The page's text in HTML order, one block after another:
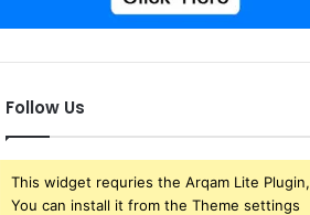
Follow Us
This widget requries the Arqam Lite Plugin,
You can install it from the Theme settings